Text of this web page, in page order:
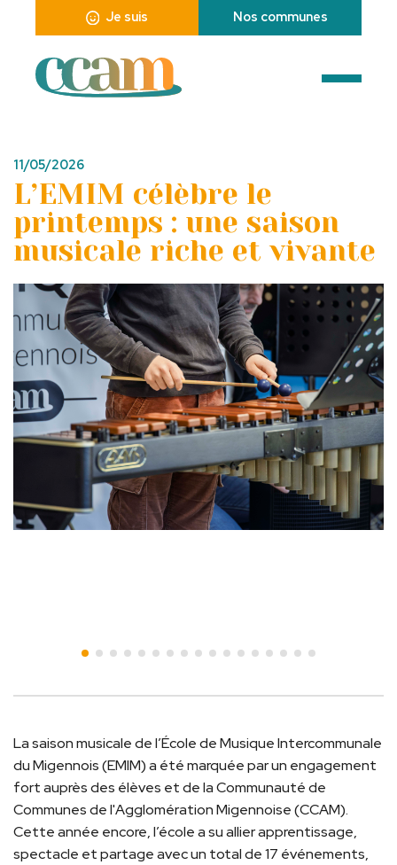
Je suis Nos communes
11/05/2026
L’EMIM célèbre le
printemps : une saison
musicale riche et vivante
La saison musicale de l’École de Musique Intercommunale
du Migennois (EMIM) a été marquée par un engagement
fort auprès des élèves et de la Communauté de
Communes de l'Agglomération Migennoise (CCAM).
Cette année encore, l’école a su allier apprentissage,
spectacle et partage avec un total de 17 événements,